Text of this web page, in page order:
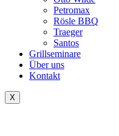
Petromax
Rösle BBQ
Traeger
Santos
Grillseminare
Über uns
Kontakt
X